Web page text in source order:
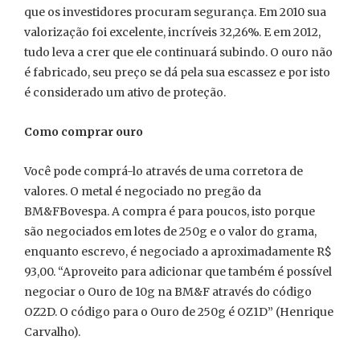
que os investidores procuram segurança. Em 2010 sua
valorização foi excelente, incríveis 32,26%. E em 2012,
tudo leva a crer que ele continuará subindo. O ouro não
é fabricado, seu preço se dá pela sua escassez e por isto
é considerado um ativo de proteção.
Como comprar ouro
Você pode comprá-lo através de uma corretora de
valores. O metal é negociado no pregão da
BM&FBovespa. A compra é para poucos, isto porque
são negociados em lotes de 250g e o valor do grama,
enquanto escrevo, é negociado a aproximadamente R$
93,00. “Aproveito para adicionar que também é possível
negociar o Ouro de 10g na BM&F através do código
OZ2D. O código para o Ouro de 250g é OZ1D” (Henrique
Carvalho).